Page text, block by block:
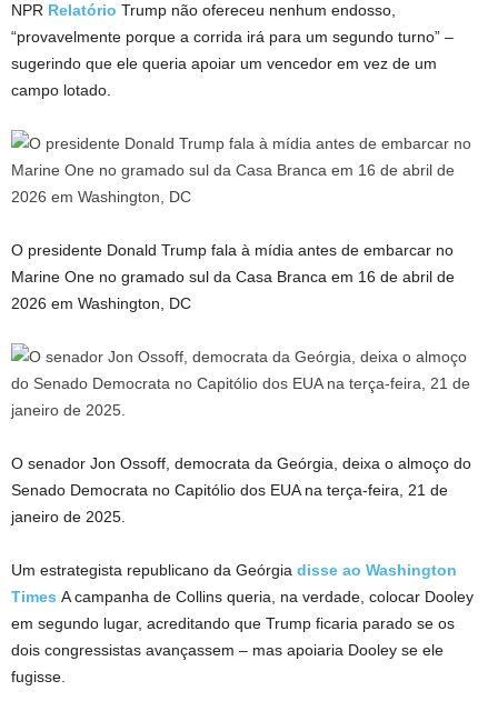
NPR Relatório Trump não ofereceu nenhum endosso,
“provavelmente porque a corrida irá para um segundo turno” –
sugerindo que ele queria apoiar um vencedor em vez de um
campo lotado.
O presidente Donald Trump fala à mídia antes de embarcar no
Marine One no gramado sul da Casa Branca em 16 de abril de
2026 em Washington, DC
O senador Jon Ossoff, democrata da Geórgia, deixa o almoço do
Senado Democrata no Capitólio dos EUA na terça-feira, 21 de
janeiro de 2025.
Um estrategista republicano da Geórgia disse ao Washington
Times A campanha de Collins queria, na verdade, colocar Dooley
em segundo lugar, acreditando que Trump ficaria parado se os
dois congressistas avançassem – mas apoiaria Dooley se ele
fugisse.